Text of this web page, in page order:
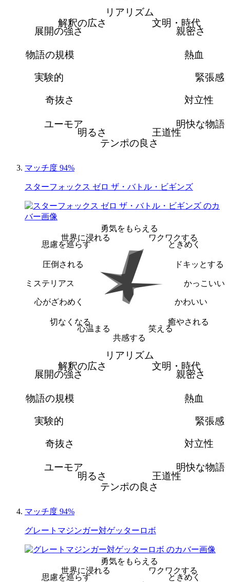
リアリズム
文明・時代
親密さ
熱血
緊張感
対立性
明快な物語
王道性
テンポの良さ
明るさ
ユーモア
奇抜さ
実験的
物語の規模
展開の強さ
解釈の広さ
マッチ度 94%
スターフォックス ゼロ ザ・バトル・ビギンズ
勇気をもらえる
ワクワクする
ときめく
ドキッとする
かっこいい
かわいい
癒やされる
笑える
共感する
心温まる
切なくなる
心がざわめく
ミステリアス
圧倒される
思慮を巡らす
世界に浸れる
リアリズム
文明・時代
親密さ
熱血
緊張感
対立性
明快な物語
王道性
テンポの良さ
明るさ
ユーモア
奇抜さ
実験的
物語の規模
展開の強さ
解釈の広さ
マッチ度 94%
グレートマジンガー対ゲッターロボ
勇気をもらえる
ワクワクする
ときめく
思慮を巡らす
世界に浸れる